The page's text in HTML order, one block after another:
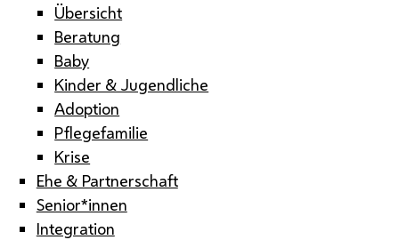
Übersicht
Beratung
Baby
Kinder & Jugendliche
Adoption
Pflegefamilie
Krise
Ehe & Partnerschaft
Senior*innen
Integration